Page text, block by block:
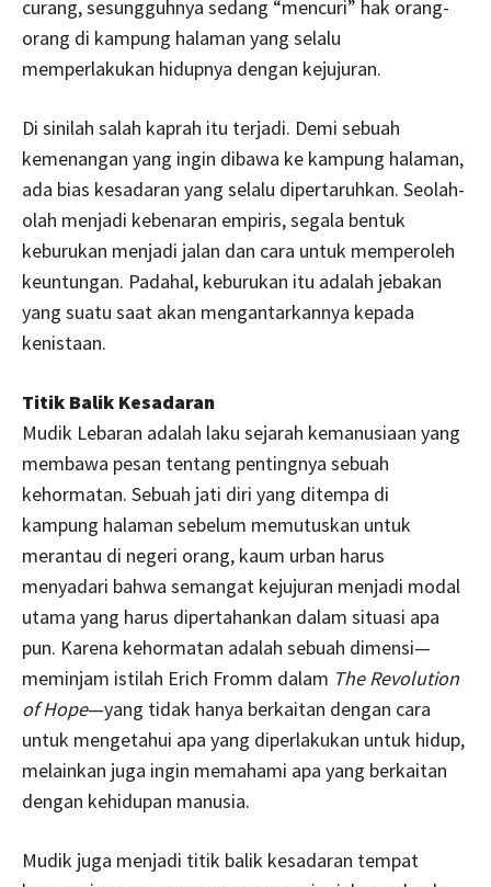
curang, sesungguhnya sedang “mencuri” hak orang-
orang di kampung halaman yang selalu
memperlakukan hidupnya dengan kejujuran.
Di sinilah salah kaprah itu terjadi. Demi sebuah
kemenangan yang ingin dibawa ke kampung halaman,
ada bias kesadaran yang selalu dipertaruhkan. Seolah-
olah menjadi kebenaran empiris, segala bentuk
keburukan menjadi jalan dan cara untuk memperoleh
keuntungan. Padahal, keburukan itu adalah jebakan
yang suatu saat akan mengantarkannya kepada
kenistaan.
Titik Balik Kesadaran
Mudik Lebaran adalah laku sejarah kemanusiaan yang
membawa pesan tentang pentingnya sebuah
kehormatan. Sebuah jati diri yang ditempa di
kampung halaman sebelum memutuskan untuk
merantau di negeri orang, kaum urban harus
menyadari bahwa semangat kejujuran menjadi modal
utama yang harus dipertahankan dalam situasi apa
pun. Karena kehormatan adalah sebuah dimensi—
meminjam istilah Erich Fromm dalam The Revolution
of Hope—yang tidak hanya berkaitan dengan cara
untuk mengetahui apa yang diperlakukan untuk hidup,
melainkan juga ingin memahami apa yang berkaitan
dengan kehidupan manusia.
Mudik juga menjadi titik balik kesadaran tempat